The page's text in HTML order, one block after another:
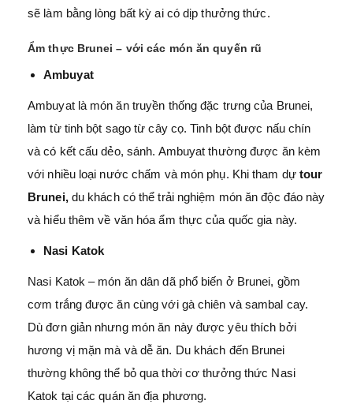
sẽ làm bằng lòng bất kỳ ai có dịp thưởng thức.
Ẩm thực Brunei – với các món ăn quyến rũ
Ambuyat
Ambuyat là món ăn truyền thống đặc trưng của Brunei,
làm từ tinh bột sago từ cây cọ. Tinh bột được nấu chín
và có kết cấu dẻo, sánh. Ambuyat thường được ăn kèm
với nhiều loại nước chấm và món phụ. Khi tham dự tour
Brunei, du khách có thể trải nghiệm món ăn độc đáo này
và hiểu thêm về văn hóa ẩm thực của quốc gia này.
Nasi Katok
Nasi Katok – món ăn dân dã phổ biến ở Brunei, gồm
cơm trắng được ăn cùng với gà chiên và sambal cay.
Dù đơn giản nhưng món ăn này được yêu thích bởi
hương vị mặn mà và dễ ăn. Du khách đến Brunei
thường không thể bỏ qua thời cơ thưởng thức Nasi
Katok tại các quán ăn địa phương.